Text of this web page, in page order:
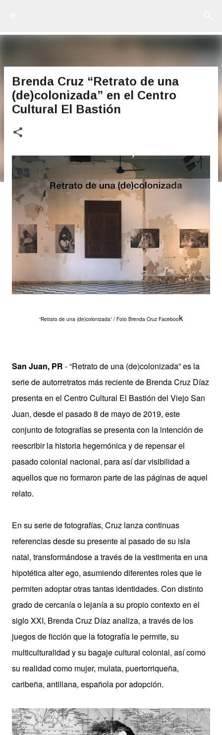
Brenda Cruz “Retrato de una
(de)colonizada” en el Centro
Cultural El Bastión
“Retrato de una (de)colonizada” / Foto Brenda Cruz Facebook
San Juan, PR - “Retrato de una (de)colonizada” es la
serie de autorretratos más reciente de Brenda Cruz Díaz
presenta en el Centro Cultural El Bastión del Viejo San
Juan, desde el pasado 8 de mayo de 2019, este
conjunto de fotografías se presenta con la intención de
reescribir la historia hegemónica y de repensar el
pasado colonial nacional, para así dar visibilidad a
aquellos que no formaron parte de las páginas de aquel
relato.
En su serie de fotografías, Cruz lanza continuas
referencias desde su presente al pasado de su isla
natal, transformándose a través de la vestimenta en una
hipotética alter ego, asumiendo diferentes roles que le
permiten adoptar otras tantas identidades. Con distinto
grado de cercanía o lejanía a su propio contexto en el
siglo XXI, Brenda Cruz Díaz analiza, a través de los
juegos de ficción que la fotografía le permite, su
multiculturalidad y su bagaje cultural colonial, así como
su realidad como mujer, mulata, puertorriqueña,
caribeña, antillana, española por adopción.